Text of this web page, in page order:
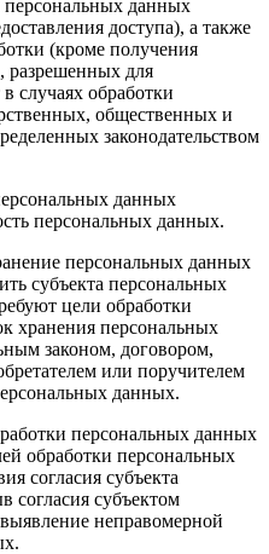
персональных данных
доступа), а также
(кроме получения
разрешенных для
случаях обработки
общественных и
законодательством
данных
персональных данных.
персональных данных
субъекта персональных
цели обработки
хранения персональных
законом, договором,
или поручителем
данных.
персональных данных
обработки персональных
согласия субъекта
согласия субъектом
неправомерной